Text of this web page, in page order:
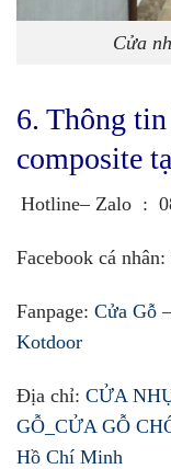
Cửa
6. Thông
composite
Hotline– Zalo :
Facebook cá nhân:
Fanpage: Cửa Gỗ
Kotdoor
Địa chỉ: CỬA
GỖ_CỬA GỖ
Hồ Chí Minh